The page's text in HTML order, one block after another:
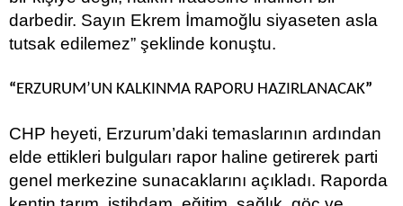
darbedir. Sayın Ekrem İmamoğlu siyaseten asla
tutsak edilemez” şeklinde konuştu.
“ERZURUM’UN KALKINMA RAPORU HAZIRLANACAK”
CHP heyeti, Erzurum’daki temaslarının ardından
elde ettikleri bulguları rapor haline getirerek parti
genel merkezine sunacaklarını açıkladı. Raporda